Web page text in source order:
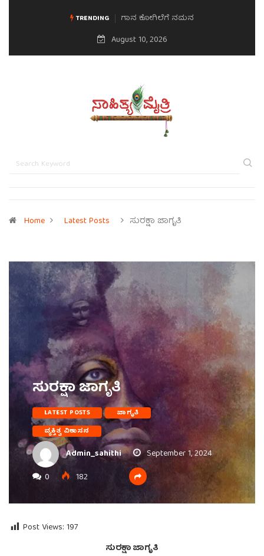
TRENDING ಮನಸಿನ ಸವಿಭಾವ
August 10, 2026
Home Latest Posts ಸುರಕ್ಷಾ ಜಾಗೃತಿ
ಸುರಕ್ಷಾ ಜಾಗೃತಿ
LATEST POSTS
ಜಾಗೃತಿ
ವ್ಯಕ್ತಿತ್ವ ವಿಕಾಸನ
Admin_sahithi
September 1, 2024
0
182
Post Views: 197
ಸುರಕ್ಷಾ ಜಾಗೃತಿ